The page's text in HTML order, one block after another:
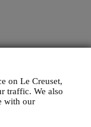
on Le Creuset,
traffic. We also
with our